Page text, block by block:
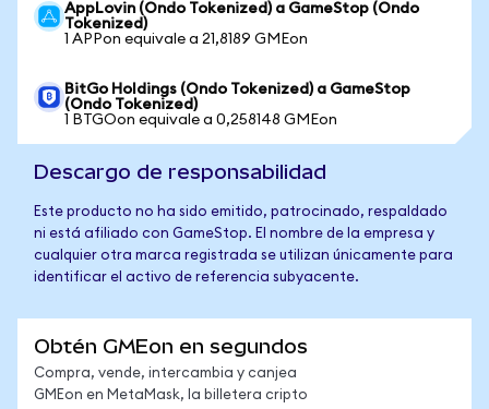
AppLovin (Ondo Tokenized) a GameStop (Ondo
Tokenized)
1 APPon equivale a 21,8189 GMEon
BitGo Holdings (Ondo Tokenized) a GameStop
(Ondo Tokenized)
1 BTGOon equivale a 0,258148 GMEon
Descargo de responsabilidad
Este producto no ha sido emitido, patrocinado, respaldado
ni está afiliado con GameStop. El nombre de la empresa y
cualquier otra marca registrada se utilizan únicamente para
identificar el activo de referencia subyacente.
Obtén GMEon en segundos
Compra, vende, intercambia y canjea
GMEon en MetaMask, la billetera cripto